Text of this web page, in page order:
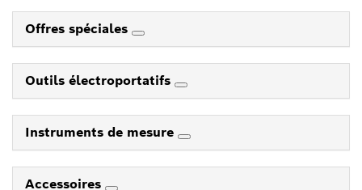
Offres spéciales
Outils électroportatifs
Instruments de mesure
Accessoires